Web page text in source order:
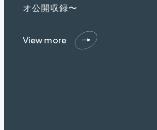
オ公開収録〜
View more